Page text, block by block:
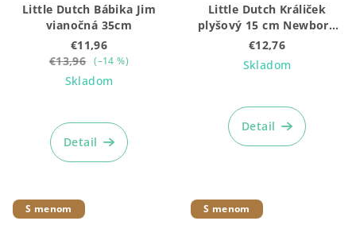
Little Dutch Bábika Jim
vianočná 35cm
€11,96
€13,96 (–14 %)
Skladom
Detail
Little Dutch Králiček
plyšový 15 cm Newborn
Naturals (8850LD - na
zajkovi)
€12,76
Skladom
Detail
S menom S menom